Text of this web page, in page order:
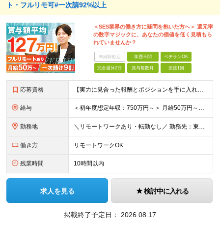
ト・フルリモ可#一次請92%以上
＜SES業界の働き方に疑問を抱いた方へ＞ 還元率
の数字マジックに、あなたの価値を低く見積もら
れていませんか？
未経験歓迎 学歴不問 ベテランOK
完全週休2日 賞与複数月 面接1回
応募資格 【実力に見合った報酬とポジションを手に入れたい方】 ●システム開発の実務経験（目安：8年以上） ●プロジェクトリーダーやチームマネジメントの経験（目安：2年以上） ※学歴不問 ★こんな方にピッタリで
給与 ＜初年度想定年収：750万円～＞ 月給50万円～＋諸手当＋決算賞与＋寸志の計2回 ※経験・スキルを考慮し決定します。 ※固定残業代（30時間分／9.5万円～）を含みます。超過分は別途支給します。 ※試
勤務地 ＼リモートワークあり・転勤なし／ 勤務先：東京都23区、神奈川県、千葉県、埼玉県の各プロジェクト先 ※リモートワーク可能ですが案件により変更の場合がございます。 ■本社 東京都豊島区南池袋1-16-
働き方 リモートワークOK
残業時間 10時間以内
求人を見る 検討中に入れる
掲載終了予定日： 2026.08.17